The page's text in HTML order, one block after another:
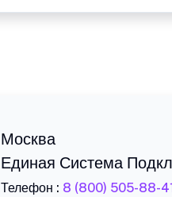
Москва
Единая Система
Телефон : 8 (800) 505-88-41